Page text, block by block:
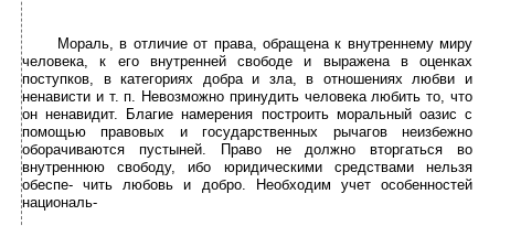
Мораль, в отличие от права, обращена к внутреннему миру
человека, к его внутренней свободе и выражена в оценках
поступков, в категориях добра и зла, в отношениях любви и
ненависти и т. п. Невозможно принудить человека любить то, что
он ненавидит. Благие намерения построить моральный оазис с
помощью правовых и государственных рычагов неизбежно
оборачиваются пустыней. Право не должно вторгаться во
внутреннюю свободу, ибо юридическими средствами нельзя
обеспе- чить любовь и добро. Необходим учет особенностей
националь-